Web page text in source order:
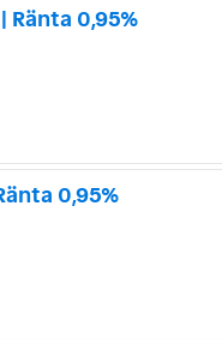
Ränta 0,95%
0,95%